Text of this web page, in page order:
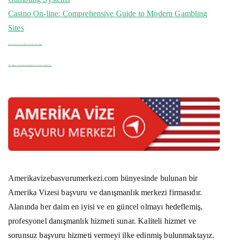
Casino On-line: Comprehensive Guide to Modern Gambling
Sites
The Evolution of Casino Loyalty Programs
The Impact of Artificial Intelligence on Casino Operations
Amerikavizebasvurumerkezi.com bünyesinde bulunan bir
Amerika Vizesi başvuru ve danışmanlık merkezi firmasıdır.
Alanında her daim en iyisi ve en güncel olmayı hedeflemiş,
profesyonel danışmanlık hizmeti sunar. Kaliteli hizmet ve
sorunsuz başvuru hizmeti vermeyi ilke edinmiş bulunmaktayız.